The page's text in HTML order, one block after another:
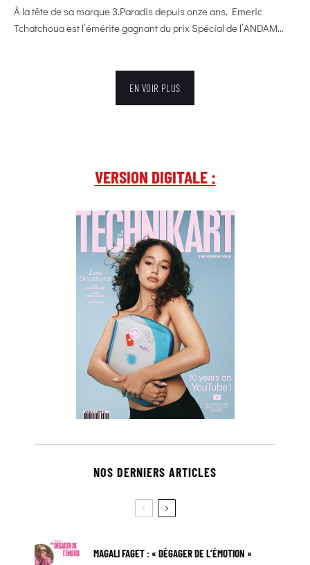
À la tête de sa marque 3.Paradis depuis onze ans, Emeric
Tchatchoua est l’émérite gagnant du prix Spécial de l’ANDAM...
EN VOIR PLUS
VERSION DIGITALE :
NOS DERNIERS ARTICLES
MAGALI FAGET : « DÉGAGER DE L’ÉMOTION »